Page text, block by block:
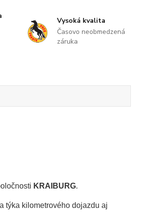
Vysoká kvalita
Časovo neobmedzená
záruka
KRAIBURG.
týka kilometrového dojazdu aj